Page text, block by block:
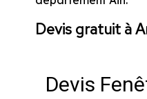
Devis gratuit à
Devis